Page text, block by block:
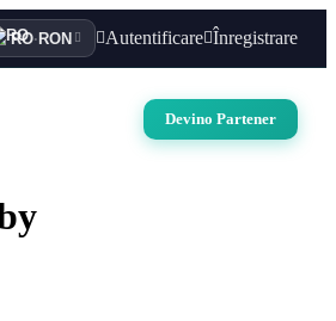
RO·RON Autentificare Înregistrare
Devino Partener